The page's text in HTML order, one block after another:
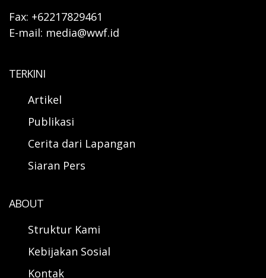
Fax: +62217829461
E-mail: media@wwf.id
TERKINI
Artikel
Publikasi
Cerita dari Lapangan
Siaran Pers
ABOUT
Struktur Kami
Kebijakan Sosial
Kontak